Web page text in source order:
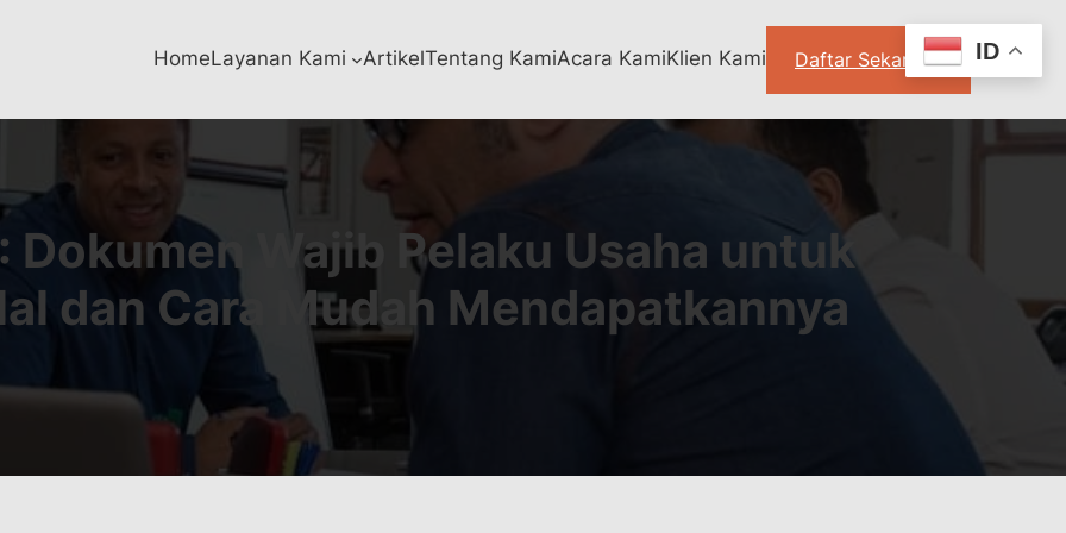
HomeLayanan Kami ArtikelTentang KamiAcara KamiKlien Kami Daftar Sekarang
Dokumen Wajib Pelaku Usaha untuk
dan Cara Mudah Mendapatkannya
ID